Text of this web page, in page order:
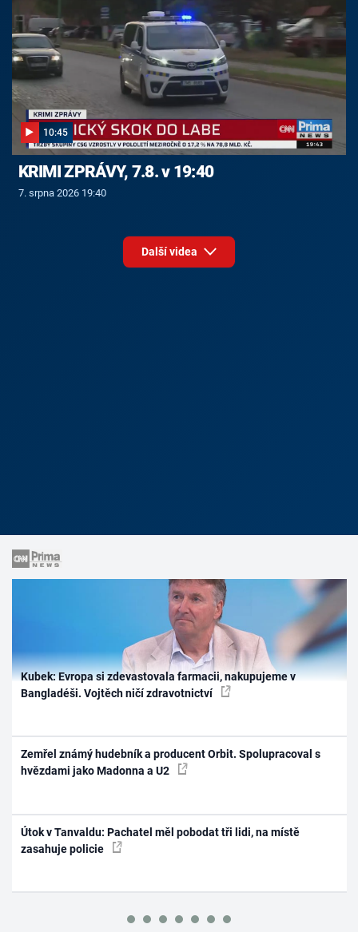
10:45
KRIMI ZPRÁVY, 7.8. v 19:40
7. srpna 2026 19:40
Další videa
Kubek: Evropa si zdevastovala farmacii, nakupujeme v
Bangladéši. Vojtěch ničí zdravotnictví
Zemřel známý hudebník a producent Orbit. Spolupracoval s
hvězdami jako Madonna a U2
Útok v Tanvaldu: Pachatel měl pobodat tři lidi, na místě
zasahuje policie